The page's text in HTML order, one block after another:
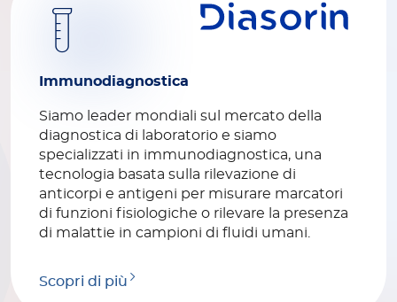
Immunodiagnostica
Siamo leader mondiali sul mercato della
diagnostica di laboratorio e siamo
specializzati in immunodiagnostica, una
tecnologia basata sulla rilevazione di
anticorpi e antigeni per misurare marcatori
di funzioni fisiologiche o rilevare la presenza
di malattie in campioni di fluidi umani.
Scopri di più